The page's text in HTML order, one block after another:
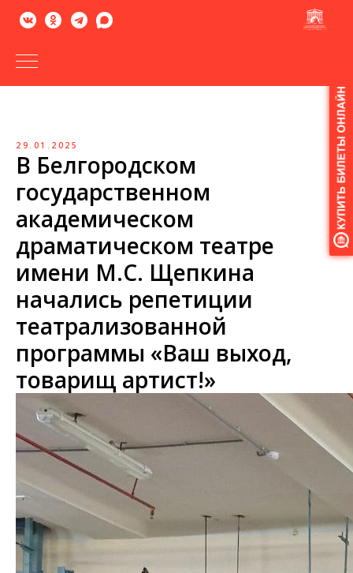
Версия
29.01.2025
В Белгородском
государственном
академическом
драматическом театре
имени М.С. Щепкина
начались репетиции
театрализованной
программы «Ваш выход,
товарищ артист!»